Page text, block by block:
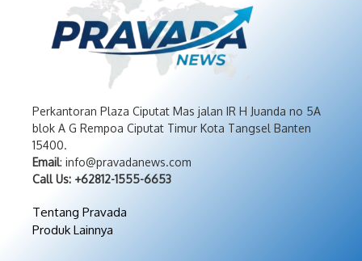
Perkantoran Plaza Ciputat Mas jalan IR H Juanda no 5A
blok A G Rempoa Ciputat Timur Kota Tangsel Banten
15400.
Email: info@pravadanews.com
Call Us: +62812-1555-6653
Tentang Pravada
Produk Lainnya